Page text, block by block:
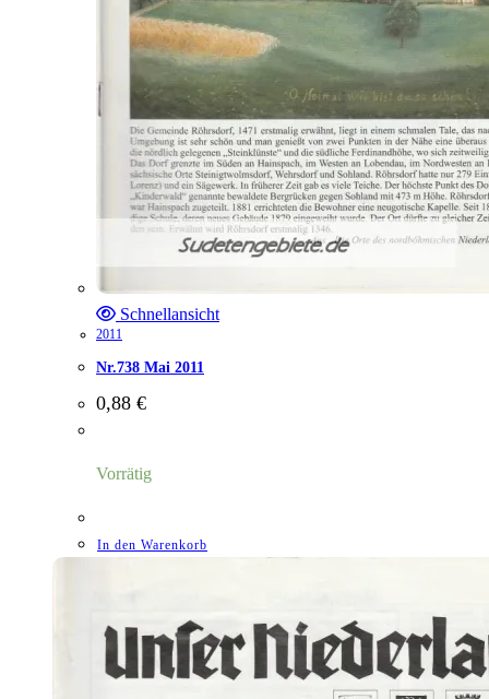
Schnellansicht
2011
Nr.738 Mai 2011
0,88 €
Vorrätig
In den Warenkorb